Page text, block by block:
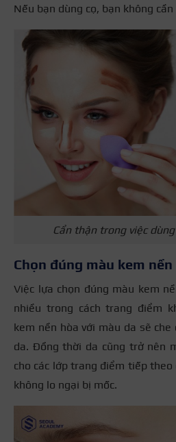
Nếu bạn dùng cọ, bạn không
Cẩn thận trong việc
Chọn đúng màu kem nền
Việc lựa chọn đúng màu kem
nhiều trong cách trang điểm
kem nền hòa với màu da sẽ
da. Đồng thời da cũng trở nên
cho các lớp trang điểm tiếp
không lo ngại bị mốc.